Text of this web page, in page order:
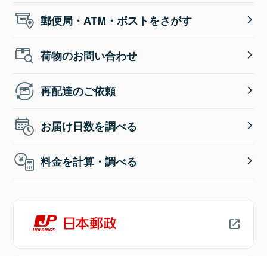
郵便局・ATM・ポストをさがす
荷物のお問い合わせ
再配達のご依頼
お届け日数を調べる
料金を計算・調べる